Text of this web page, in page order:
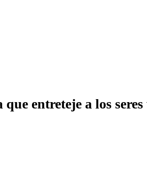
entreteje a los seres